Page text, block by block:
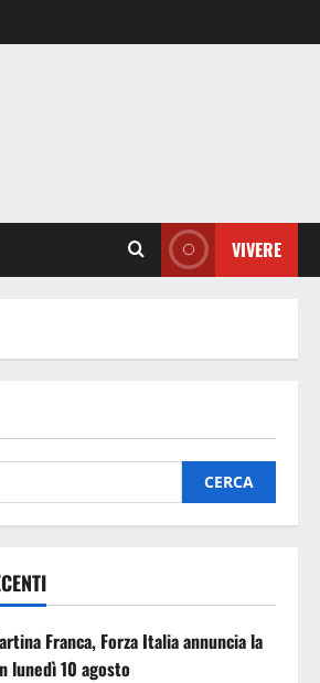
VIVERE
Franca, Forza Italia annuncia la
lunedì 10 agosto